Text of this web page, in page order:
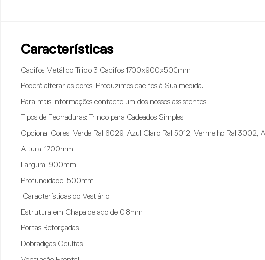
Características
Cacifos Metálico Triplo 3 Cacifos 1700x900x500mm
Poderá alterar as cores. Produzimos cacifos à Sua medida.
Para mais informações contacte um dos nossos assistentes.
Tipos de Fechaduras: Trinco para Cadeados Simples
Opcional Cores: Verde Ral 6029, Azul Claro Ral 5012, Vermelho Ral 3002,
Altura: 1700mm
Largura: 900mm
Profundidade: 500mm
Características do Vestiário:
Estrutura em Chapa de aço de 0.8mm
Portas Reforçadas
Dobradiças Ocultas